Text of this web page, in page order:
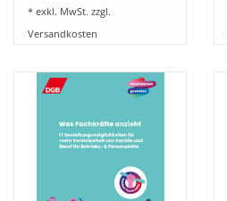
* exkl. MwSt. zzgl.
Versandkosten